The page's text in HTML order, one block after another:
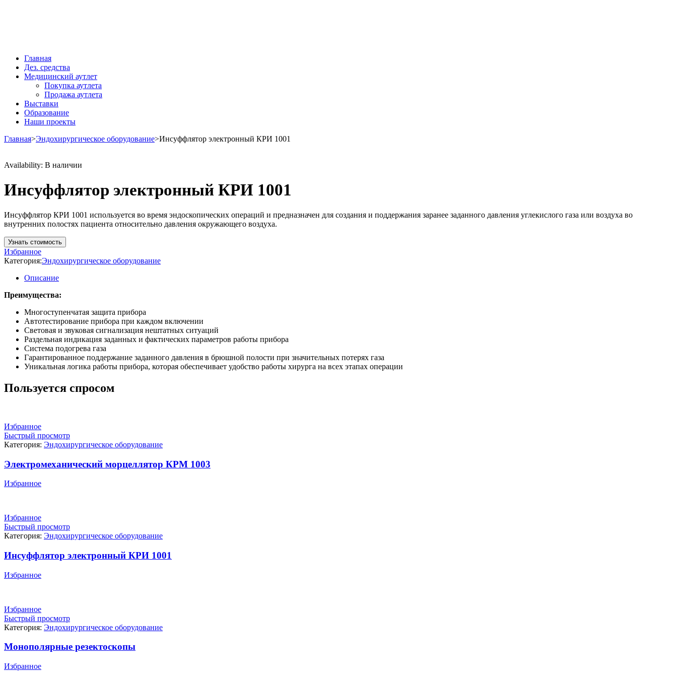
Главная
Дез. средства
Медицинский аутлет
Покупка аутлета
Продажа аутлета
Выставки
Образование
Наши проекты
Главная>Эндохирургическое оборудование>Инсуффлятор электронный КРИ 1001
Availability: В наличии
Инсуффлятор электронный КРИ 1001
Инсуффлятор КРИ 1001 используется во время эндоскопических операций и предназначен для создания и поддержания заранее заданного давления углекислого газа или воздуха во
внутренних полостях пациента относительно давления окружающего воздуха.
Узнать стоимость
Избранное
Категория:Эндохирургическое оборудование
Описание
Преимущества:
Многоступенчатая защита прибора
Автотестирование прибора при каждом включении
Световая и звуковая сигнализация нештатных ситуаций
Раздельная индикация заданных и фактических параметров работы прибора
Система подогрева газа
Гарантированное поддержание заданного давления в брюшной полости при значительных потерях газа
Уникальная логика работы прибора, которая обеспечивает удобство работы хирурга на всех этапах операции
Пользуется спросом
Избранное
Быстрый просмотр
Категория: Эндохирургическое оборудование
Электромеханический морцеллятор КРМ 1003
Избранное
Избранное
Быстрый просмотр
Категория: Эндохирургическое оборудование
Инсуффлятор электронный КРИ 1001
Избранное
Избранное
Быстрый просмотр
Категория: Эндохирургическое оборудование
Монополярные резектоскопы
Избранное